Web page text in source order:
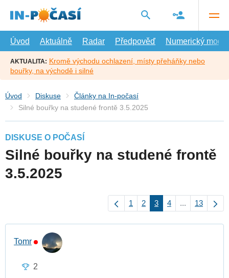
hlavní
Úvod
Aktuálně Radar Předpověď Numerický model
AKTUALITA: Kromě východu ochlazení, místy přeháňky nebo
bouřky, na východě i silné
Úvod Diskuse
Články na In-počasí
Silné bouřky na studené frontě 3.5.2025
DISKUSE O POČASÍ
Silné bouřky na studené frontě
3.5.2025
1 2 3 4 ... 13
Tomr
2